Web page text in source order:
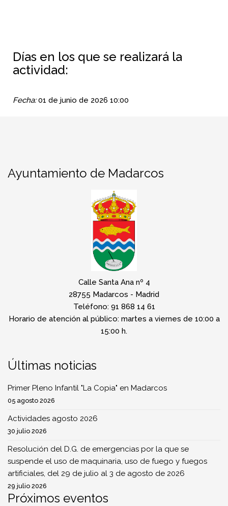
Días en los que se realizará la
actividad:
Fecha:01 de junio de 2026 10:00
Ayuntamiento de Madarcos
Calle Santa Ana nº 4
28755 Madarcos - Madrid
Teléfono: 91 868 14 61
Horario de atención al público: martes a viernes de 10:00 a
15:00 h.
Últimas noticias
Primer Pleno Infantil "La Copia" en Madarcos
05 agosto 2026
Actividades agosto 2026
30 julio 2026
Resolución del D.G. de emergencias por la que se
suspende el uso de maquinaria, uso de fuego y fuegos
artificiales, del 29 de julio al 3 de agosto de 2026
29 julio 2026
Próximos eventos